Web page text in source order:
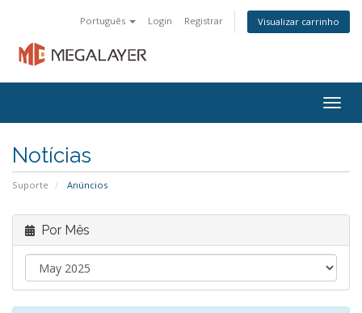
Português Login Registrar Visualizar carrinho
Notícias
Suporte Anúncios
Por Mês